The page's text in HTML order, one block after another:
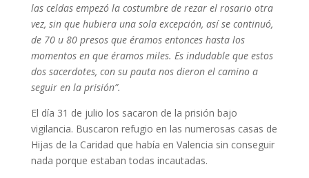
las celdas empezó la costumbre de rezar el rosario otra
vez, sin que hubiera una sola excepción, así se continuó,
de 70 u 80 presos que éramos entonces hasta los
momentos en que éramos miles. Es indudable que estos
dos sacerdotes, con su pauta nos dieron el camino a
seguir en la prisión”.
El día 31 de julio los sacaron de la prisión bajo
vigilancia. Buscaron refugio en las numerosas casas de
Hijas de la Caridad que había en Valencia sin conseguir
nada porque estaban todas incautadas.